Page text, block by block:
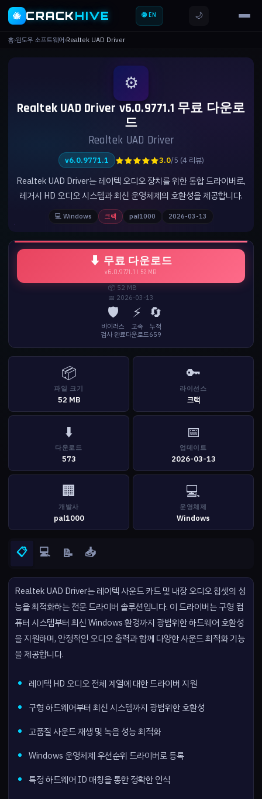
🐝 CRACKHIVE 🌐 EN 🌙
홈›윈도우 소프트웨어›Realtek UAD Driver
⚙️
Realtek UAD Driver v6.0.9771.1 무료 다운로
드
Realtek UAD Driver
v6.0.9771.1 ★★★★★3.0/5 (4 리뷰)
Realtek UAD Driver는 레이텍 오디오 장치를 위한 통합 드라이버로,
레거시 HD 오디오 시스템과 최신 운영체제의 호환성을 제공합니다.
💻 Windows 크랙 pal1000 2026-03-13
⬇ 무료 다운로드
v6.0.9771.1 | 52 MB
📦 52 MB
📅 2026-03-13
🛡️
바이러스
검사 완료
⚡
고속
다운로드
🔄
누적
659
📦
파일 크기
52 MB
🔑
라이선스
크랙
⬇️
다운로드
573
📅
업데이트
2026-03-13
🏢
개발사
pal1000
💻
운영체제
Windows
📋 💻 📝 📥
Realtek UAD Driver는 레이텍 사운드 카드 및 내장 오디오 칩셋의 성
능을 최적화하는 전문 드라이버 솔루션입니다. 이 드라이버는 구형 컴
퓨터 시스템부터 최신 Windows 환경까지 광범위한 하드웨어 호환성
을 지원하며, 안정적인 오디오 출력과 함께 다양한 사운드 최적화 기능
을 제공합니다.
레이텍 HD 오디오 전체 계열에 대한 드라이버 지원
구형 하드웨어부터 최신 시스템까지 광범위한 호환성
고품질 사운드 재생 및 녹음 성능 최적화
Windows 운영체제 우선순위 드라이버로 등록
특정 하드웨어 ID 매칭을 통한 정확한 인식